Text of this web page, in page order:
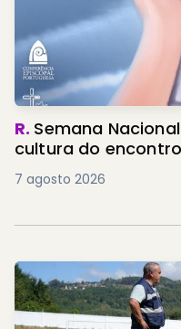
R. Semana
cultura do
7 agosto 2026